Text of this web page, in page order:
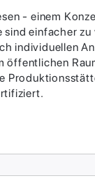
- einem
einfacher zu
individuellen
öffentlichen